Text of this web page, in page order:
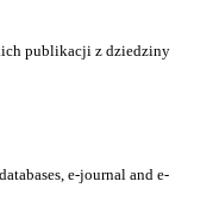
publikacji z dziedziny
e-journal and e-